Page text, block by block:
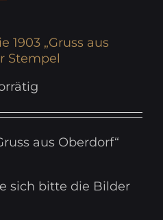
1903 „Gruss aus
Stempel
aus Oberdorf“
sich bitte die Bilder